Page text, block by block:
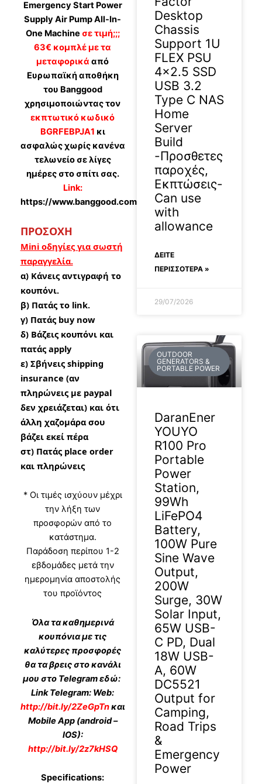
Emergency Start Power
Supply Air Pump All-In-
One Machine σε τιμή;;;
63€ κομπλέ με τα
μεταφορικά από
Ευρωπαϊκή αποθήκη
του Banggood
χρησιμοποιώντας τον
εκπτωτικό κωδικό
BGRFEBPJA1 κι
ασφαλώς χωρίς κανένα
τελωνείο σε λίγες
ημέρες στο σπίτι σας.
Link:
https://www.banggood.com/custlink/vvv5TRSOik
ΠΡΟΣΟΧΗ
Mini οδηγίες για σωστή
παραγγελία.
α) Κάνεις αντιγραφή το
κουπόνι.
β) Πατάς το link.
γ) Πατάς buy now
δ) Βάζεις κουπόνι και
πατάς apply
ε) Σβήνεις shipping
insurance (αν
πληρώνεις με paypal
δεν χρειάζεται) και ότι
άλλη χαζομάρα σου
βάζει εκεί πέρα
στ) Πατάς place order
και πληρώνεις
* Οι τιμές ισχύουν μέχρι
την λήξη των
προσφορών από το
κατάστημα.
Παράδοση περίπου 1-2
εβδομάδες μετά την
ημερομηνία αποστολής
του προϊόντος
Όλα τα καθημερινά
κουπόνια με τις
καλύτερες προσφορές
θα τα βρεις στο κανάλι
μου στο Telegram εδώ:
Link Telegram: Web:
http://bit.ly/2ZeGpTnκαι
Mobile App (android –
IOS):
http://bit.ly/2z7kHSQ
Specifications:
Desktop
Chassis
Support 1U
FLEX PSU
4×2.5 SSD
USB 3.2
Type C NAS
Home
Server
Build
-Προσθετες
παροχές,
Εκπτώσεις-
Can use
with
allowance
ΔΕΊΤΕ
ΠΕΡΙΣΣΟΤΕΡΑ »
29/07/2026
OUTDOOR
GENERATORS &
PORTABLE POWER
DaranEner
YOUYO
R100 Pro
Portable
Power
Station,
99Wh
LiFePO4
Battery,
100W Pure
Sine Wave
Output,
200W
Surge, 30W
Solar Input,
65W USB-
C PD, Dual
18W USB-
A, 60W
DC5521
Output for
Camping,
Road Trips
&
Emergency
Power